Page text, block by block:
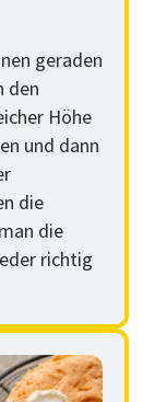
geraden
den
Höhe
und dann
die
die
richtig